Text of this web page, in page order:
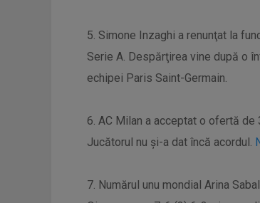
5. Simone Inzaghi a renunţat la
Serie A. Despărţirea vine după o
echipei Paris Saint-Germain.
6. AC Milan a acceptat o ofertă
Jucătorul nu şi-a dat încă acordul.
7. Numărul unu mondial Arina